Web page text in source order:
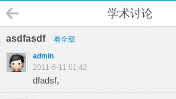
学术讨论
asdfasdf
看全部
admin
2011-6-11 01:42
dfadsf,